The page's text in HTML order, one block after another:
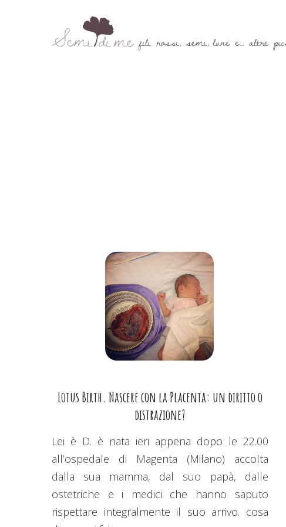
Lotus Birth. Nascere con la Placenta: un diritto o
distrazione?
Lei è D. è nata ieri appena dopo le 22.00
all’ospedale di Magenta (Milano) accolta
dalla sua mamma, dal suo papà, dalle
ostetriche e i medici che hanno saputo
rispettare integralmente il suo arrivo. cosa